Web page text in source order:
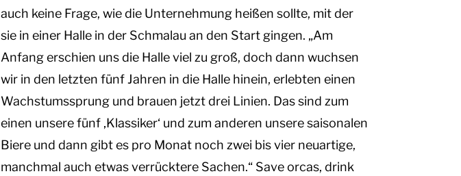
auch keine Frage, wie die Unternehmung heißen sollte, mit der
sie in einer Halle in der Schmalau an den Start gingen. „Am
Anfang erschien uns die Halle viel zu groß, doch dann wuchsen
wir in den letzten fünf Jahren in die Halle hinein, erlebten einen
Wachstumssprung und brauen jetzt drei Linien. Das sind zum
einen unsere fünf ‚Klassiker‘ und zum anderen unsere saisonalen
Biere und dann gibt es pro Monat noch zwei bis vier neuartige,
manchmal auch etwas verrücktere Sachen.“ Save orcas, drink